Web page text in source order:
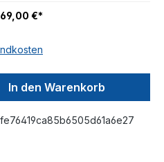
€*
In den Warenkorb